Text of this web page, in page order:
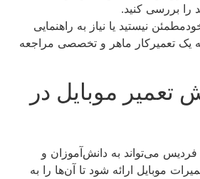
را بررسی کنید.
نیستید یا نیاز به راهنمایی
یک تعمیرکار ماهر و تخصصی مراجعه
تعمیر موبایل در
می‌تواند به دانش‌آموزان و
موبایل ارائه شود تا آن‌ها را به